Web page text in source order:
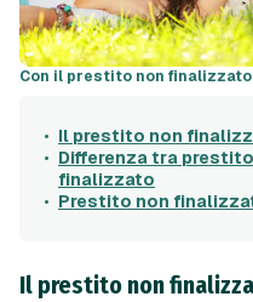
Con il prestito non
Il prestito non
Differenza tra
finalizzato
Prestito non
Il prestito non